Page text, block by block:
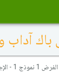
الفرض 1 نموذج 1 - الإجتماعيات أولى باك آداب وعلوم إنسانية الدورة الأولى